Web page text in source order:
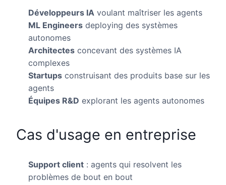
Développeurs IA voulant maîtriser les agents
ML Engineers deploying des systèmes
autonomes
Architectes concevant des systèmes IA
complexes
Startups construisant des produits base sur les
agents
Équipes R&D explorant les agents autonomes
Cas d'usage en entreprise
Support client : agents qui resolvent les
problèmes de bout en bout